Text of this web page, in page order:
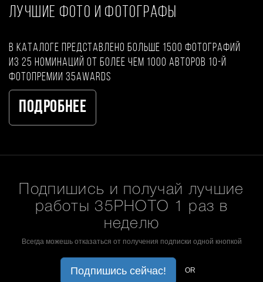
ЛУЧШИЕ ФОТО И ФОТОГРАФЫ
В каталоге представлено больше 1500 фотографий
из 25 номинаций от более чем 1000 авторов 10-й
фотопремии 35AWARDS
Подробнее
Подпишись и получай лучшие
работы 35PHOTO 1 раз в
неделю
Всегда можешь отказаться от получения подписки одной кнопкой
Подпишись сейчас! OR